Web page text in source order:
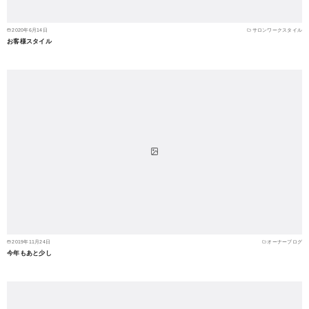
2020年6月14日 サロンワークスタイル
お客様スタイル
2019年11月24日 オーナーブログ
今年もあと少し